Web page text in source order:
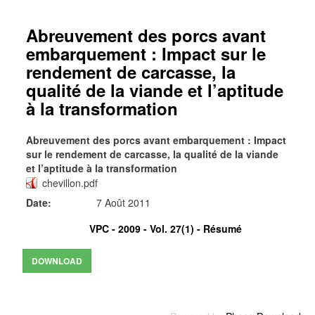
Abreuvement des porcs avant
embarquement : Impact sur le
rendement de carcasse, la
qualité de la viande et l’aptitude
à la transformation
Abreuvement des porcs avant embarquement : Impact
sur le rendement de carcasse, la qualité de la viande
et l’aptitude à la transformation
chevillon.pdf
Date:
7 Août 2011
VPC - 2009 - Vol. 27(1) - Résumé